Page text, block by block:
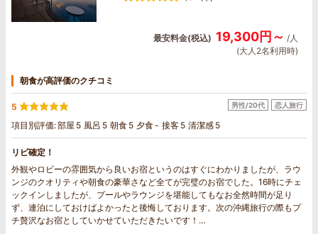
最安料金(税込) 19,300円～ /人
(大人2名利用時)
朝食が高評価のクチコミ
5
項目別評価:部屋 5 風呂 5 朝食 5 夕食- 接客 5 清潔感 5
男性/20代 恋人旅行
リピ確定！
外観やロビーの雰囲気から良いお宿というのはすぐにわかりましたが、ラウ
ンジのクオリティや朝食の豪華さなど全てが完璧のお宿でした。16時にチェ
ックインしましたが、プールやラウンジを堪能してもなお全然時間が足り
ず、連泊にしておけばよかったと後悔しております。次の沖縄旅行の際もプ
チ贅沢なお宿としていかせていただきたいです！